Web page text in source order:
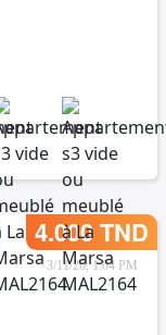
4.000 TND
3/11/26, 1:04 PM